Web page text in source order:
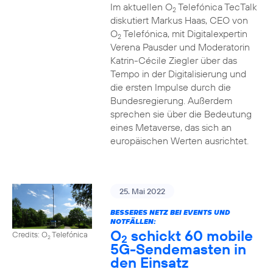
Im aktuellen O2Telefónica TecTalk
diskutiert Markus Haas, CEO von
O2Telefónica, mit Digitalexpertin
Verena Pausder und Moderatorin
Katrin-Cécile Ziegler über das
Tempo in der Digitalisierung und
die ersten Impulse durch die
Bundesregierung. Außerdem
sprechen sie über die Bedeutung
eines Metaverse, das sich an
europäischen Werten ausrichtet.
Credits: O2Telefónica
25. Mai 2022
BESSERES NETZ BEI EVENTS UND
NOTFÄLLEN:
O2 schickt 60 mobile
5G-Sendemasten in
den Einsatz